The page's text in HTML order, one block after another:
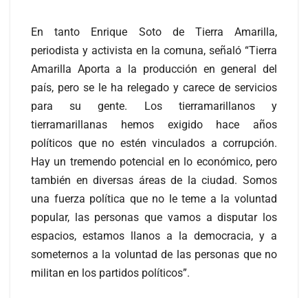
En tanto Enrique Soto de Tierra Amarilla,
periodista y activista en la comuna, señaló “Tierra
Amarilla Aporta a la producción en general del
país, pero se le ha relegado y carece de servicios
para su gente. Los tierramarillanos y
tierramarillanas hemos exigido hace años
políticos que no estén vinculados a corrupción.
Hay un tremendo potencial en lo económico, pero
también en diversas áreas de la ciudad. Somos
una fuerza política que no le teme a la voluntad
popular, las personas que vamos a disputar los
espacios, estamos llanos a la democracia, y a
someternos a la voluntad de las personas que no
militan en los partidos políticos”.